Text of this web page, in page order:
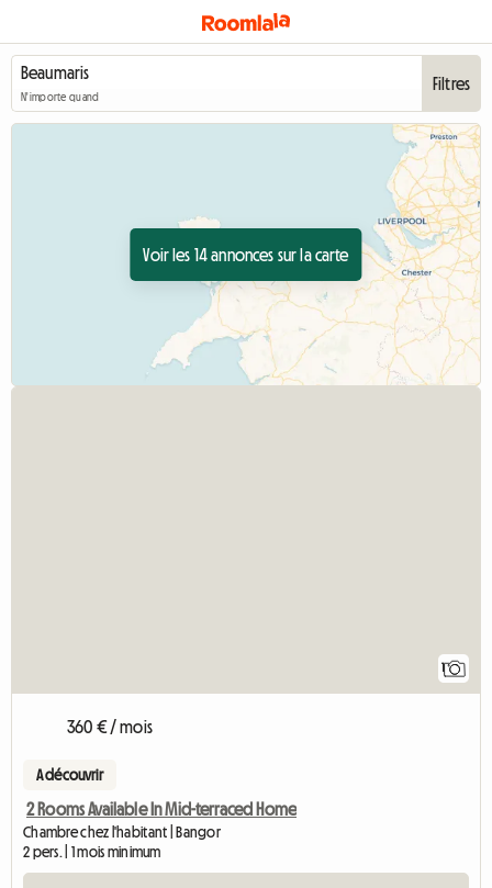
N'importe quand
Filtres
Voir les 14 annonces sur la carte
1
360 € / mois
A découvrir
2 Rooms Available In Mid-terraced Home
Chambre chez l'habitant | Bangor
2 pers. | 1 mois minimum